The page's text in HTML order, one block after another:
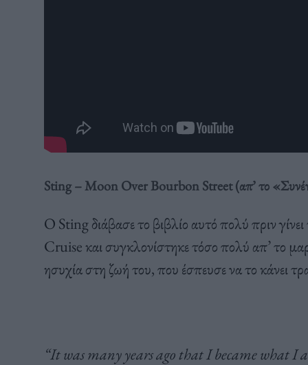
Sting – Moon Over Bourbon Street(απ’ το
Ο Sting διάβασε το βιβλίο αυτό πολύ πριν
Cruise και συγκλονίστηκε τόσο πολύ απ’ το
ησυχία στη ζωή του, που έσπευσε να το κάνει
“It was many years ago that I became what I